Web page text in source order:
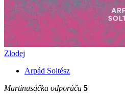
Zlodej
Arpád Soltész
Martinusáčka odporúča 5